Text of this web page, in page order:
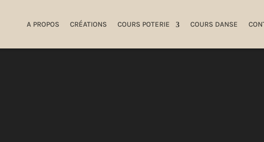
A PROPOS CRÉATIONS COURS POTERIE COURS DANSE
vidéo
atelier-poterie-danse-libre-vaud-3.mp4